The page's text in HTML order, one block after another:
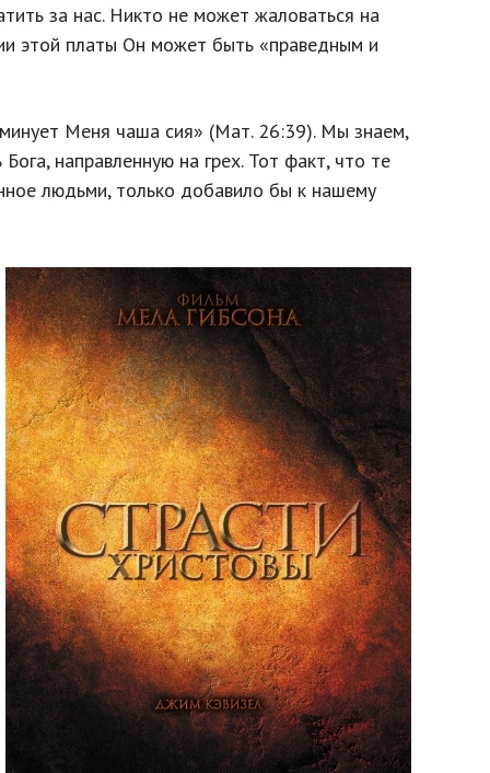
за нас. Никто не может жаловаться на
этой платы Он может быть «праведным и
Меня чаша сия» (Мат. 26:39). Мы знаем,
направленную на грех. Тот факт, что те
людьми, только добавило бы к нашему